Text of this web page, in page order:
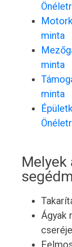
minta
minta
minta
Melyek
Ágyak
cseréje